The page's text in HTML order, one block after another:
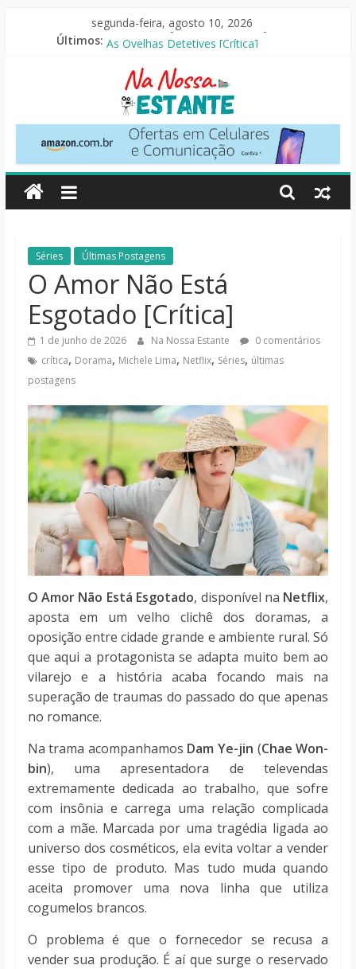
segunda-feira, agosto 10, 2026
Últimos: O Pistoleiro [Resenha Literária]
Mestres do Universo [Crtítica]
Slow Horses – 3ª Temporada [Crítica]
Seus Amigos e Vizinhos [Crítica]
Na
Nossa
Estante
Críticas
livros,
filmes,
séries
Séries Últimas Postagens
O Amor Não Está
Esgotado [Crítica]
1 de junho de 2026 Na Nossa Estante
0 comentários
crítica, Dorama, Michele Lima, Netflix, Séries, últimas
postagens
O Amor Não Está Esgotado, disponível na Netflix,
aposta em um velho clichê dos doramas, a
oposição entre cidade grande e ambiente rural. Só
que aqui a protagonista se adapta muito bem ao
vilarejo e a história acaba focando mais na
superação de traumas do passado do que apenas
no romance.
Na trama acompanhamos Dam Ye-jin (Chae Won-
bin), uma apresentadora de televendas
extremamente dedicada ao trabalho, que sofre
com insônia e carrega uma relação complicada
com a mãe. Marcada por uma tragédia ligada ao
universo dos cosméticos, ela evita voltar a vender
esse tipo de produto. Mas tudo muda quando
aceita promover uma nova linha que utiliza
cogumelos brancos.
O problema é que o fornecedor se recusa a
vender sua produção. É aí que surge o reservado